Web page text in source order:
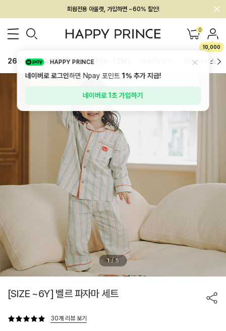
멤버십 최대 28,000원 혜택
0
10,000
26SS 신상 BEST BABY[6~12M] 하의/레깅스
1 / 5
[SIZE ~6Y] 벨르 파자마 세트
30개 리뷰 보기
HAPPY PRINCE
네이버로 로그인하면 Npay 포인트1%추가 지급!
네이버로 1초 가입하기